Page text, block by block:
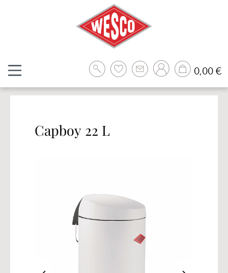
0,00 €
Capboy 22 L